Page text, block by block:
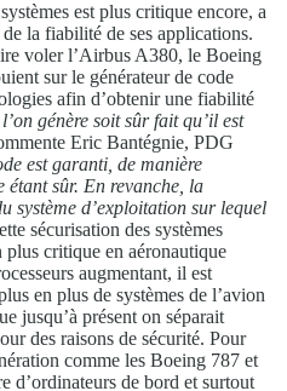
est plus critique encore, a
la fiabilité de ses applications.
voler l’Airbus A380, le Boeing
sur le générateur de code
afin d’obtenir une fiabilité
génère soit sûr fait qu’il est
Eric Bantégnie, PDG
est garanti, de manière
étant sûr. En revanche, la
système d’exploitation sur lequel
sécurisation des systèmes
critique en aéronautique
augmentant, il est
en plus de systèmes de l’avion
jusqu’à présent on séparait
des raisons de sécurité. Pour
comme les Boeing 787 et
d’ordinateurs de bord et surtout